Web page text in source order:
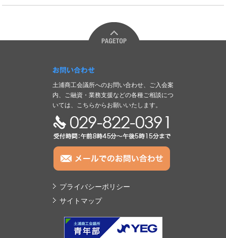
お問い合わせ
土浦商工会議所へのお問い合わせ、ご入会案
内、ご融資・業務支援などの各種ご相談につ
いては、こちらからお願いいたします。
TEL:029-822-0391
プライバシーポリシー
サイトマップ